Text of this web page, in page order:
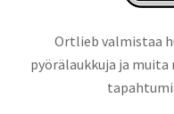
Ortlieb valmistaa
pyörälaukkuja ja